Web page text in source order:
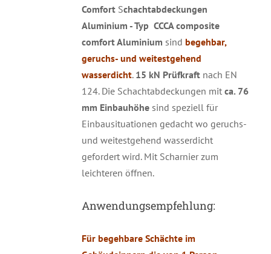
ComfortSchachtabdeckungen
Aluminium - Typ CCCA composite
comfort Aluminium sind begehbar,
geruchs- und weitestgehend
wasserdicht. 15 kN Prüfkraftnach EN
124. Die Schachtabdeckungen mit ca. 76
mm Einbauhöhesind speziell für
Einbausituationen gedacht wo geruchs-
und weitestgehend wasserdicht
gefordert wird. Mit Scharnier zum
leichteren öffnen.
Anwendungsempfehlung:
Für begehbare Schächte im